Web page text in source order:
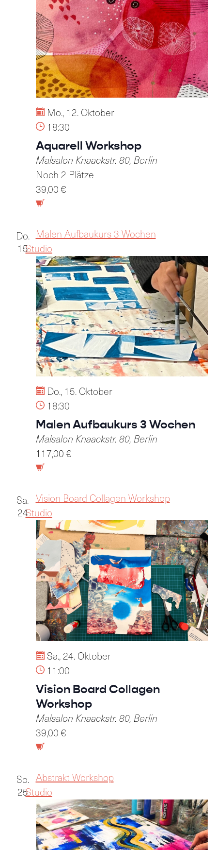
Mo., 12. Oktober
18:30
Aquarell Workshop
Malsalon Knaackstr. 80, Berlin
Noch 2 Plätze
39,00 €
Do.
15
Malen Aufbaukurs 3 Wochen
Studio
Do., 15. Oktober
18:30
Malen Aufbaukurs 3 Wochen
Malsalon Knaackstr. 80, Berlin
117,00 €
Sa.
24
Vision Board Collagen Workshop
Studio
Sa., 24. Oktober
11:00
Vision Board Collagen
Workshop
Malsalon Knaackstr. 80, Berlin
39,00 €
So.
25
Abstrakt Workshop
Studio